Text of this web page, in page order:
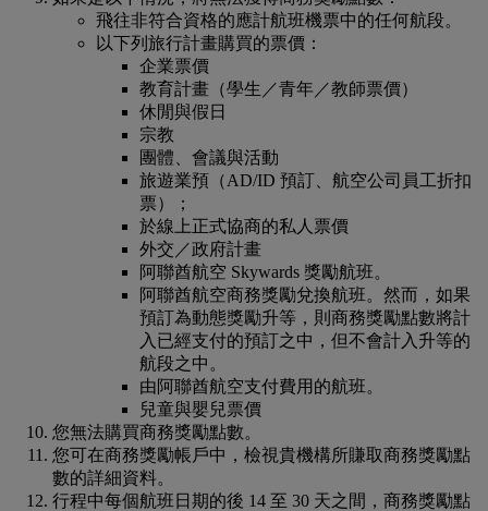
飛往非符合資格的應計航班機票中的任何航段。
以下列旅行計畫購買的票價：
企業票價
教育計畫（學生／青年／教師票價）
休閒與假日
宗教
團體、會議與活動
旅遊業預（AD/ID 預訂、航空公司員工折扣
票）；
於線上正式協商的私人票價
外交／政府計畫
阿聯酋航空 Skywards 獎勵航班。
阿聯酋航空商務獎勵兌換航班。然而，如果
預訂為動態獎勵升等，則商務獎勵點數將計
入已經支付的預訂之中，但不會計入升等的
航段之中。
由阿聯酋航空支付費用的航班。
兒童與嬰兒票價
您無法購買商務獎勵點數。
您可在商務獎勵帳戶中，檢視貴機構所賺取商務獎勵點
數的詳細資料。
行程中每個航班日期的後 14 至 30 天之間，商務獎勵點